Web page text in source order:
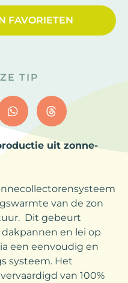
uit zonne-
van de zon
Dit gebeurt
en lei op
een eenvoudig en
systeem. Het
van 100%
FAVORIETEN
TIP